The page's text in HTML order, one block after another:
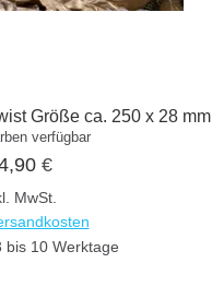
Größe ca. 250 x 28 mm
verfügbar
€
MwSt.
bis 10 Werktage